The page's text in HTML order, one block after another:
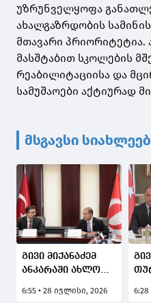
უზრუნველყოფა
ახალგაზრდობის
მთავარი პრიორიტეტია.
მასშტაბით სკოლების
რეაბილიტაციისა და
სამუშაოები აქტიურად
მსგავსი
გივი მიქანაძემ
ანკარაში ახლო
ტექნიკური
6:55 • 28 ივლისი, 2026